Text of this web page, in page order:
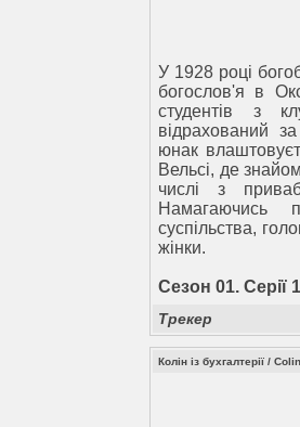
У 1928 році
богослов'я в
студентів з
відрахований
юнак
Вельсі, де
числі з
Намагаючись
суспільства,
жінки.
Сезон 01. Серії
Трекер
Колін із бухгалтерії /